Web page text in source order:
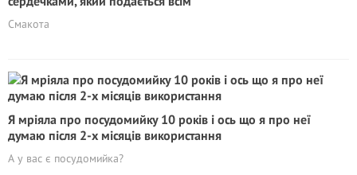
Смакота
Я мріяла про посудомийку 10 років і ось що я про неї
думаю після 2-х місяців використання
А у вас є посудомийка?